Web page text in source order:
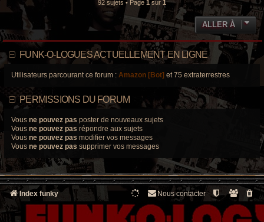
92 sujets • Page 1 sur 1
ALLER À
FUNK-O-LOGUES ACTUELLEMENT EN LIGNE
Utilisateurs parcourant ce forum : Amazon [Bot] et 75 extraterrestres
PERMISSIONS DU FORUM
Vous ne pouvez pas poster de nouveaux sujets
Vous ne pouvez pas répondre aux sujets
Vous ne pouvez pas modifier vos messages
Vous ne pouvez pas supprimer vos messages
Index funky Nous contacter